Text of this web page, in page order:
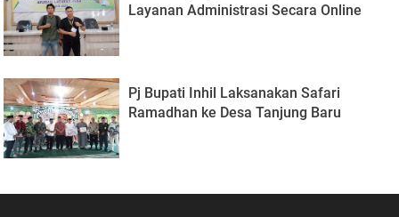
Layanan Administrasi Secara Online
Pj Bupati Inhil Laksanakan Safari
Ramadhan ke Desa Tanjung Baru